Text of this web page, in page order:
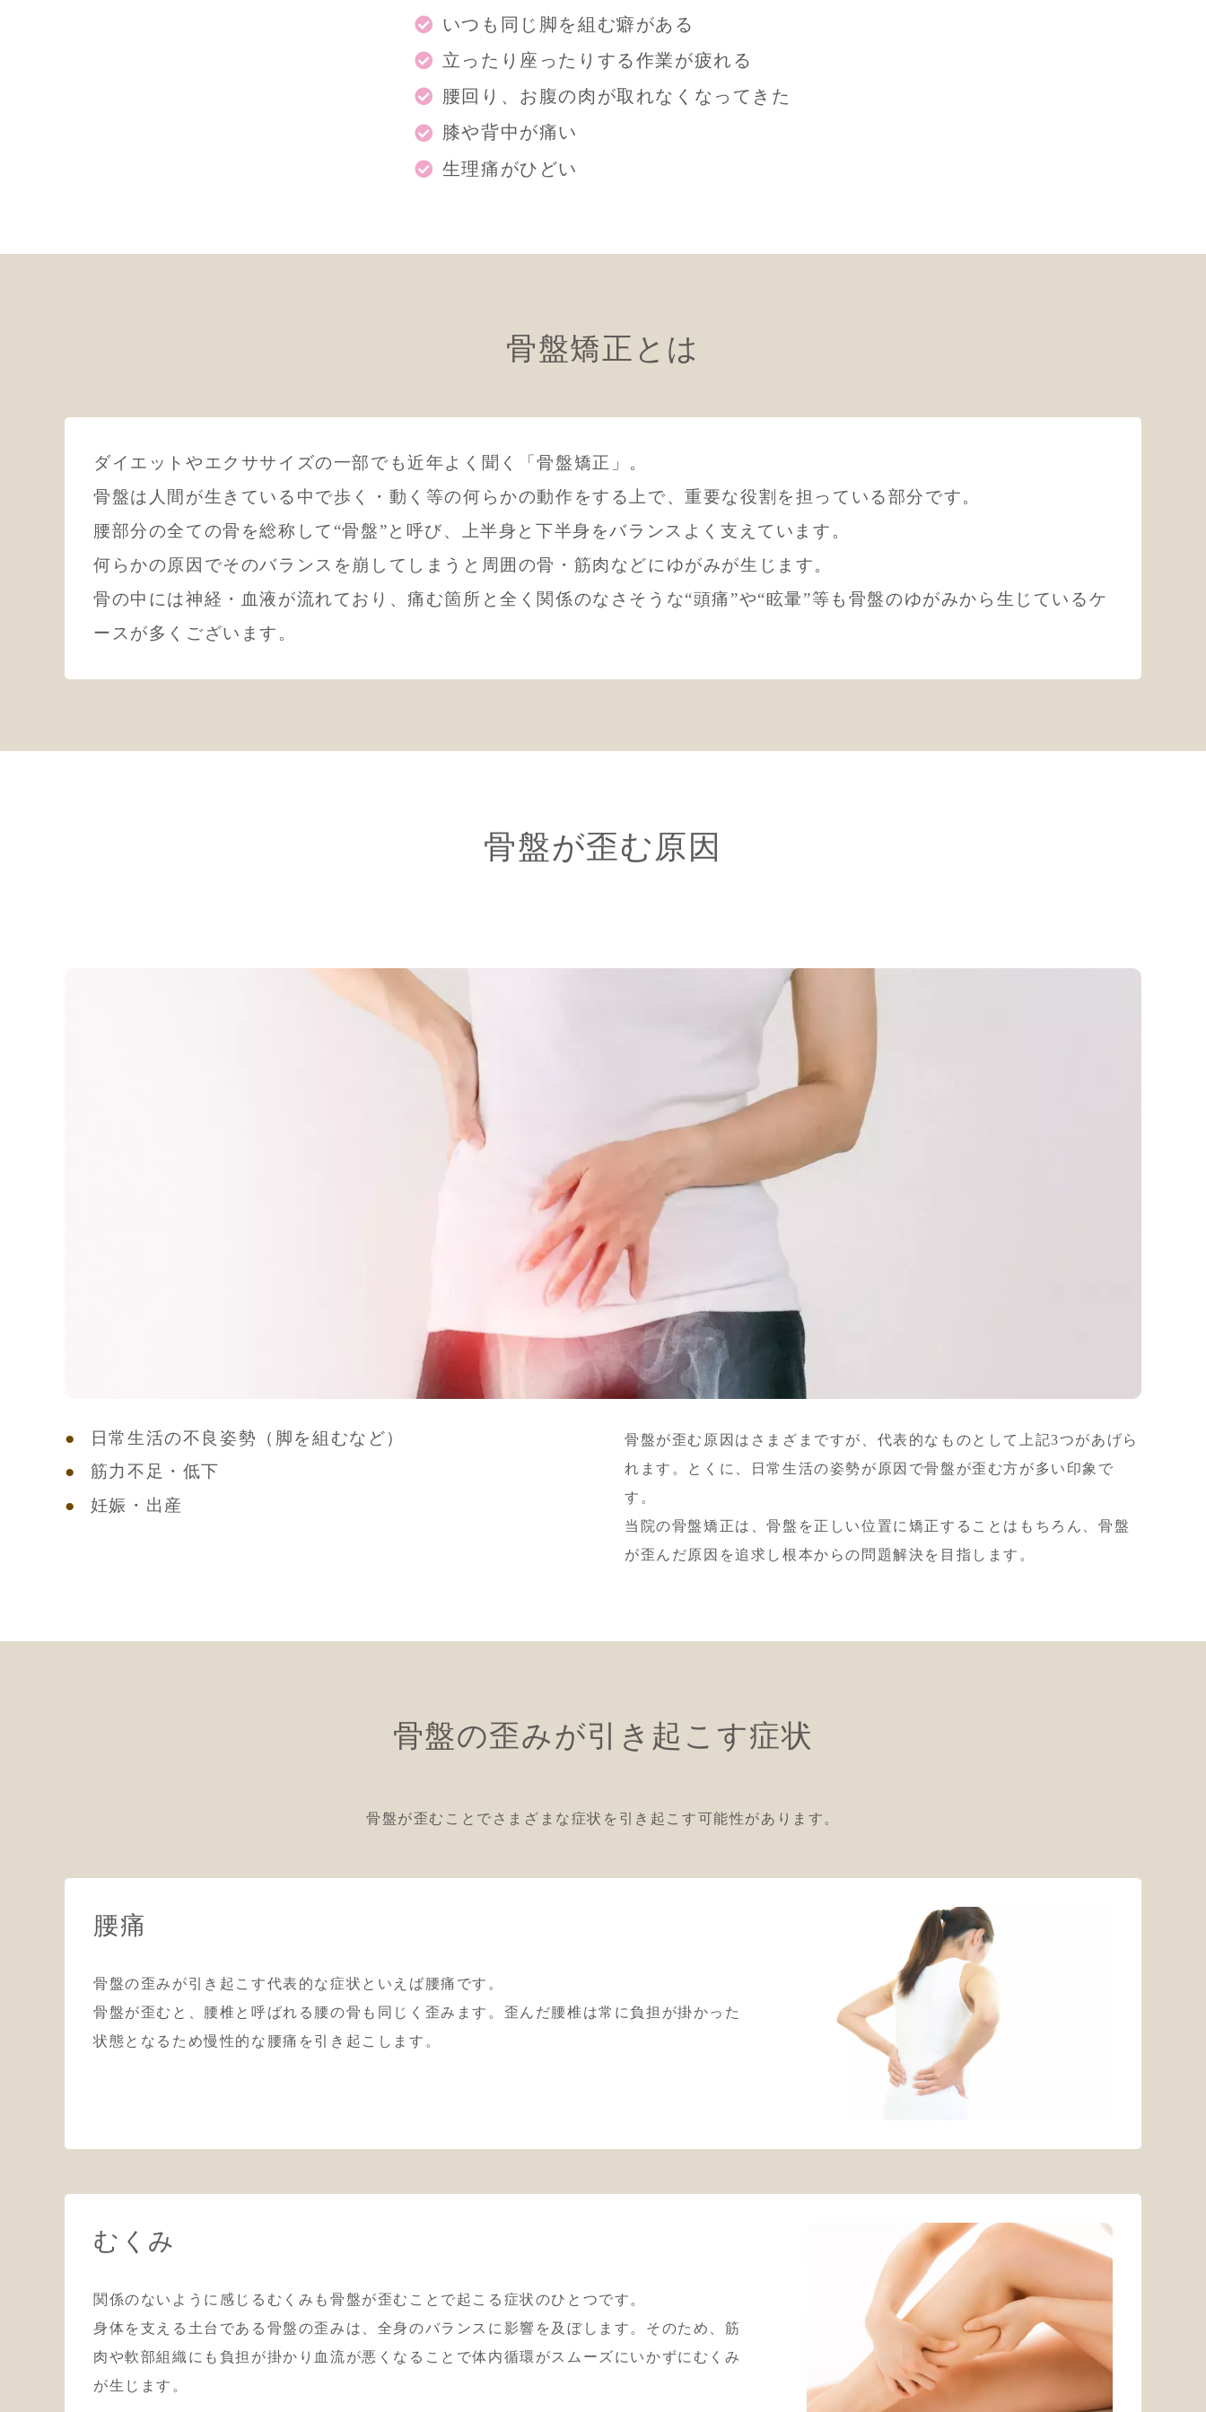
いつも同じ脚を組む癖がある
立ったり座ったりする作業が疲れる
腰回り、お腹の肉が取れなくなってきた
膝や背中が痛い
生理痛がひどい
骨盤矯正とは
ダイエットやエクササイズの一部でも近年よく聞く「骨盤矯正」。
骨盤は人間が生きている中で歩く・動く等の何らかの動作をする上で、重要な役割を担っている部分です。
腰部分の全ての骨を総称して“骨盤”と呼び、上半身と下半身をバランスよく支えています。
何らかの原因でそのバランスを崩してしまうと周囲の骨・筋肉などにゆがみが生じます。
骨の中には神経・血液が流れており、痛む箇所と全く関係のなさそうな“頭痛”や“眩暈”等も骨盤のゆがみから生じているケ
ースが多くございます。
骨盤が歪む原因
日常生活の不良姿勢（脚を組むなど）
筋力不足・低下
妊娠・出産
骨盤が歪む原因はさまざまですが、代表的なものとして上記3つがあげら
れます。とくに、日常生活の姿勢が原因で骨盤が歪む方が多い印象で
す。
当院の骨盤矯正は、骨盤を正しい位置に矯正することはもちろん、骨盤
が歪んだ原因を追求し根本からの問題解決を目指します。
骨盤の歪みが引き起こす症状
骨盤が歪むことでさまざまな症状を引き起こす可能性があります。
腰痛
骨盤の歪みが引き起こす代表的な症状といえば腰痛です。
骨盤が歪むと、腰椎と呼ばれる腰の骨も同じく歪みます。歪んだ腰椎は常に負担が掛かった
状態となるため慢性的な腰痛を引き起こします。
むくみ
関係のないように感じるむくみも骨盤が歪むことで起こる症状のひとつです。
身体を支える土台である骨盤の歪みは、全身のバランスに影響を及ぼします。そのため、筋
肉や軟部組織にも負担が掛かり血流が悪くなることで体内循環がスムーズにいかずにむくみ
が生じます。